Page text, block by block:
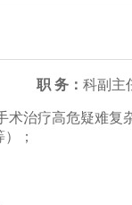
职 务：科副主
术治疗高危疑难复
；